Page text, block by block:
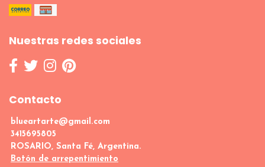
Nuestras redes sociales
Contacto
blueartarte@gmail.com
3415695805
ROSARIO, Santa Fé, Argentina.
Botón de arrepentimiento